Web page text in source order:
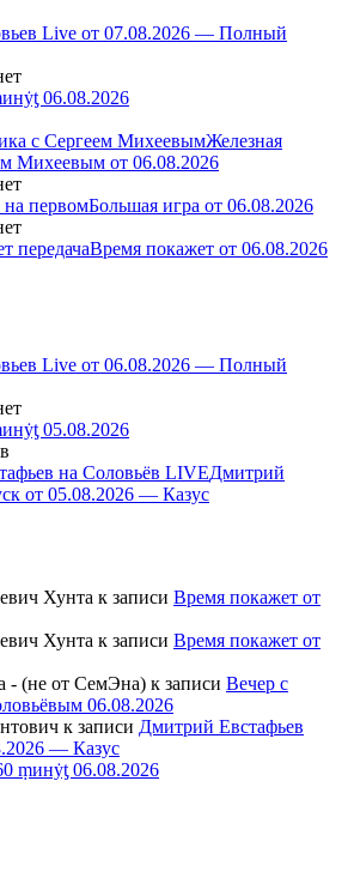
Live от 07.08.2026 — Полный
06.08.2026
Железная
Михеевым от 06.08.2026
Большая игра от 06.08.2026
Время покажет от 06.08.2026
Live от 06.08.2026 — Полный
05.08.2026
Дмитрий
от 05.08.2026 — Казус
Хунта к записи Время покажет от
Хунта к записи Время покажет от
- (не от СемЭна) к записи Вечер с
06.08.2026
к записи Дмитрий Евстафьев
— Казус
ṃинẏƫ 06.08.2026